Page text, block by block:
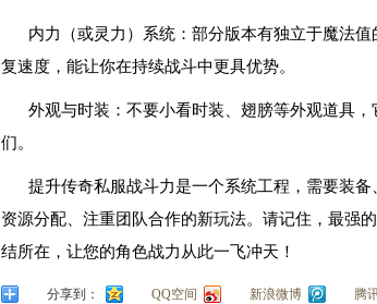
内力（或灵力）系统：部分版本有独立于魔法
复速度，能让你在持续战斗中更具优势。
外观与时装：不要小看时装、翅膀等外观道具
们。
提升传奇私服战斗力是一个系统工程，需要装
资源分配、注重团队合作的新玩法。请记住，最强
结所在，让您的角色战力从此一飞冲天！
分享到： QQ空间 新浪微博 腾